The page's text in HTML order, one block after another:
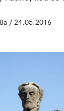
/ 24.05.2016